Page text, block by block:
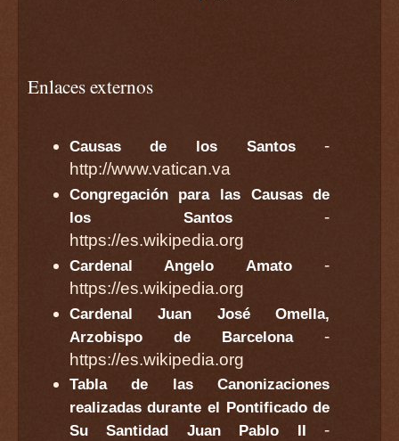
Enlaces externos
Causas de los Santos-
http://www.vatican.va
Congregación para las Causas de
los Santos-
https://es.wikipedia.org
Cardenal Angelo Amato-
https://es.wikipedia.org
Cardenal Juan José Omella,
Arzobispo de Barcelona-
https://es.wikipedia.org
Tabla de las Canonizaciones
realizadas durante el Pontificado de
Su Santidad Juan Pablo II -